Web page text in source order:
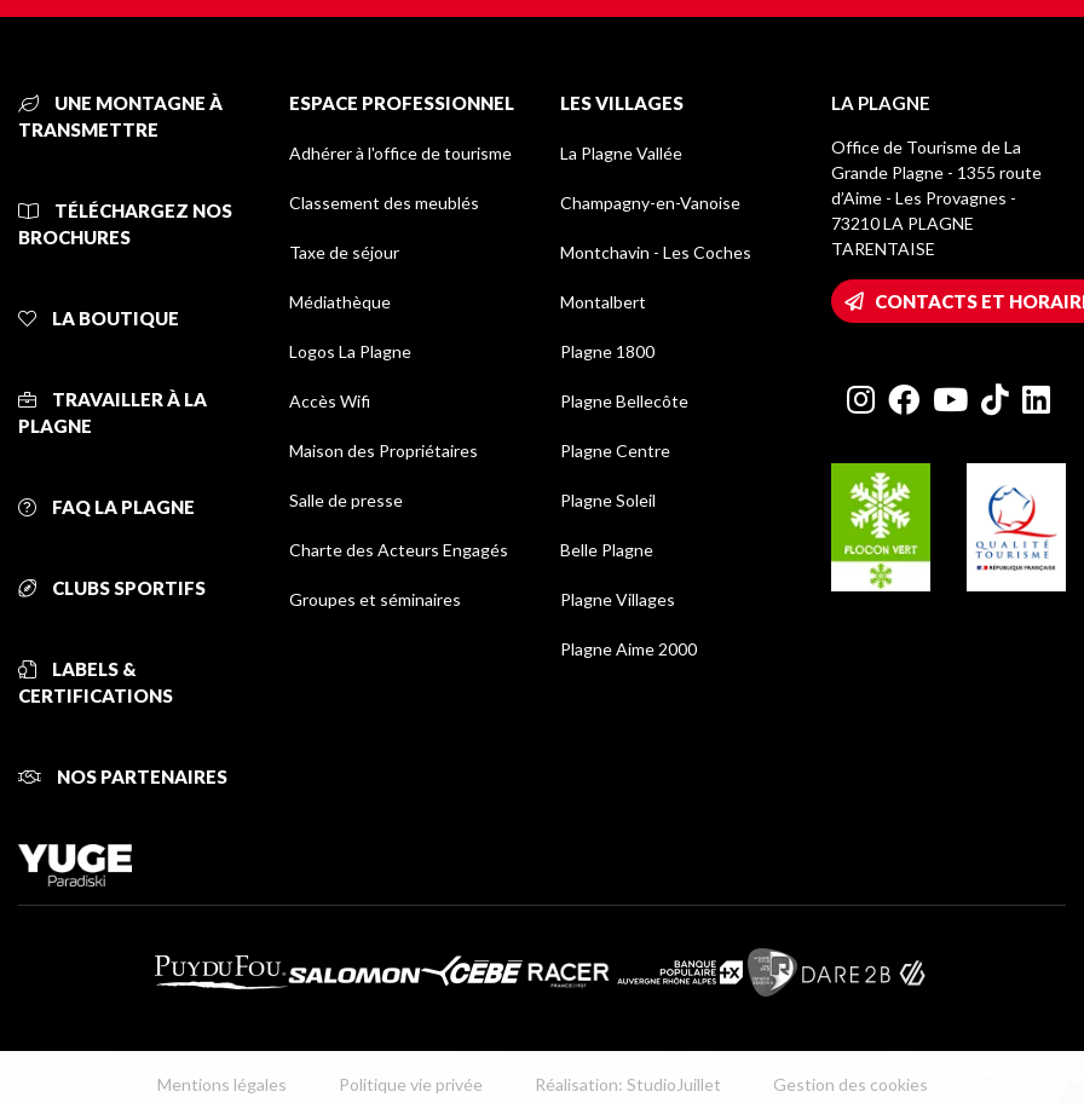
UNE MONTAGNE À
TRANSMETTRE
TÉLÉCHARGEZ NOS
BROCHURES
LA BOUTIQUE
TRAVAILLER À LA
PLAGNE
FAQ LA PLAGNE
CLUBS SPORTIFS
LABELS &
CERTIFICATIONS
NOS PARTENAIRES
ESPACE PROFESSIONNEL
Adhérer à l'office de tourisme
Classement des meublés
Taxe de séjour
Médiathèque
Logos La Plagne
Accès Wifi
Maison des Propriétaires
Salle de presse
Charte des Acteurs Engagés
Groupes et séminaires
LES VILLAGES
La Plagne Vallée
Champagny-en-Vanoise
Montchavin - Les Coches
Montalbert
Plagne 1800
Plagne Bellecôte
Plagne Centre
Plagne Soleil
Belle Plagne
Plagne Villages
Plagne Aime 2000
LA PLAGNE
Office de Tourisme de La
Grande Plagne - 1355 route
d’Aime - Les Provagnes -
73210 LA PLAGNE
TARENTAISE
CONTACTS ET
Mentions légales Politique vie privée Réalisation: StudioJuillet Gestion des cookies